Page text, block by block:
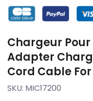
Chargeur Pour
Adapter
Cord Cable
SKU: MIC17200